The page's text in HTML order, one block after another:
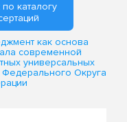
каталогу
как основа
современной
универсальных
Округа